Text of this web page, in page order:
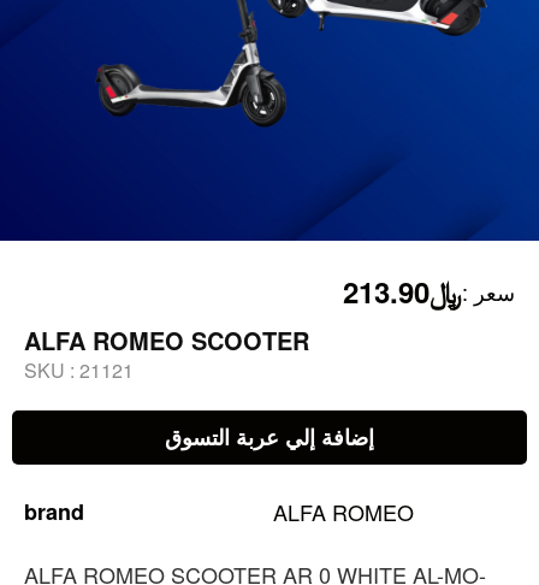
سعر :﷼213.90
ALFA ROMEO SCOOTER
SKU : 21121
إضافة إلي عربة التسوق
brand ALFA ROMEO
ALFA ROMEO SCOOTER AR 0 WHITE AL-MO-